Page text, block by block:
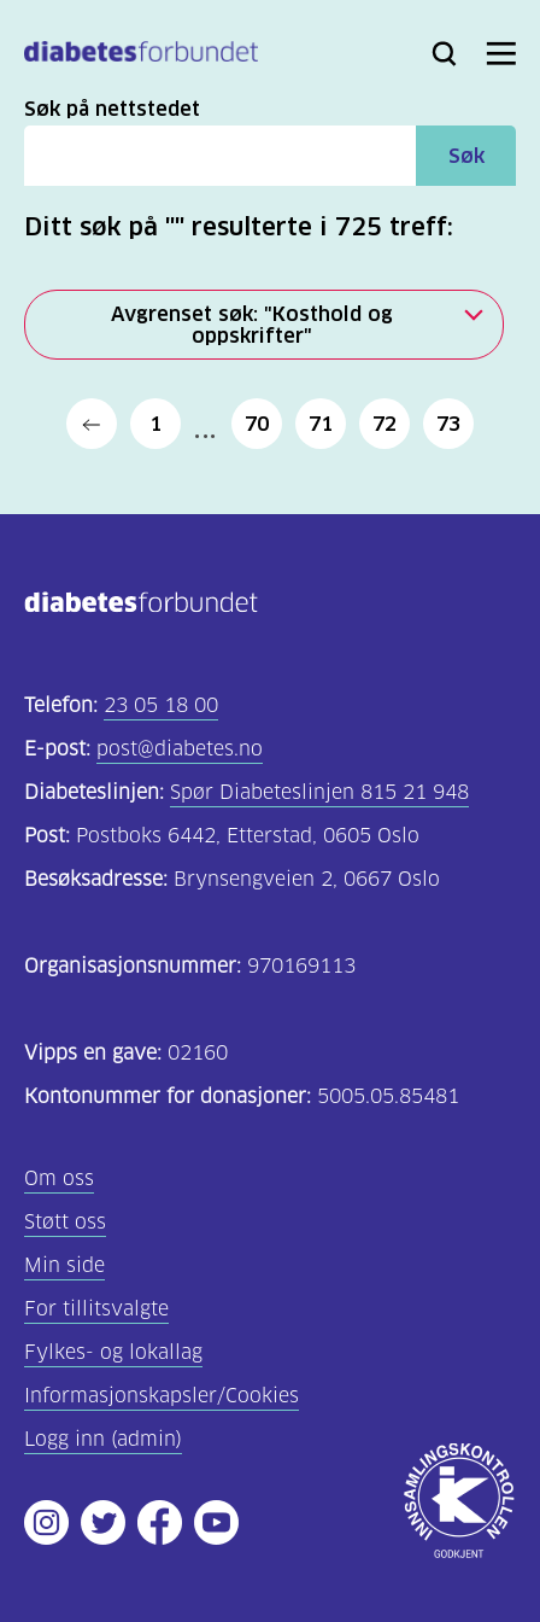
hovedinnhold
Bli
Logg
Søk Meny
Søk
Søk på nettstedet
Søk
Ditt søk på "" resulterte i 725 treff:
Avgrenset søk: "Kosthold og
oppskrifter"
Alle
(2821)
(863)
og
Tilbud
(595)
(316)
helsepersonell
(169)
innhold
(68)
Diabetes
type
1
(56)
Diabetes
2
1 70 71 72 73
Telefon: 23 05 18 00
E-post: post@diabetes.no
Diabeteslinjen: Spør Diabeteslinjen 815 21 948
Post: Postboks 6442, Etterstad, 0605 Oslo
Besøksadresse: Brynsengveien 2, 0667 Oslo
Organisasjonsnummer: 970169113
Vipps en gave: 02160
Kontonummer for donasjoner: 5005.05.85481
Om oss
Støtt oss
Min side
For tillitsvalgte
Fylkes- og lokallag
Informasjonskapsler/Cookies
Logg inn (admin)
Instagram
TwitterFacebookYoutube
Godkjent
av